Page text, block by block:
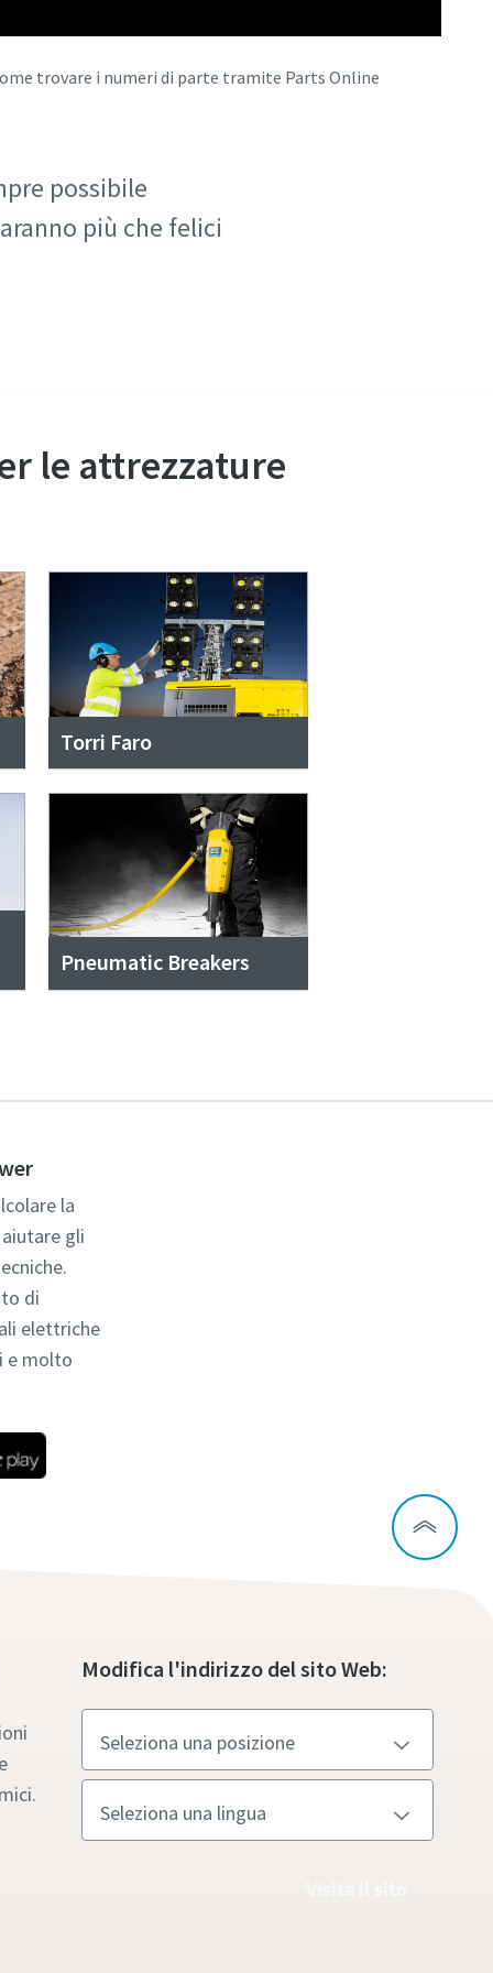
trovare i numeri di parte tramite Parts Online
possibile
più che felici
le attrezzature
Torri Faro
Pneumatic Breakers
la
gli
di
elettriche
e molto
Modifica l'indirizzo del sito Web: